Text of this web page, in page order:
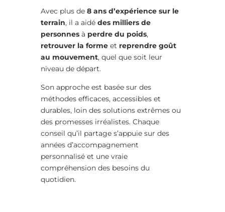
Avec plus de 8 ans d’expérience sur le
terrain, il a aidé des milliers de
personnesà perdre du poids,
retrouver la formeet reprendre goût
au mouvement, quel que soit leur
niveau de départ.
Son approche est basée sur des
méthodes efficaces, accessibles et
durables, loin des solutions extrêmes ou
des promesses irréalistes. Chaque
conseil qu’il partage s’appuie sur des
années d’accompagnement
personnalisé et une vraie
compréhension des besoins du
quotidien.